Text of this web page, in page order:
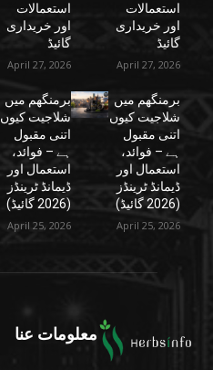
استعمالات
اور خریداری
گائیڈ
April 27, 2026
برمنگھم میں
شلاجیت کیوں
اتنی مقبول
ہے – فوائد،
استعمال اور
ڈیمانڈ ٹرینڈز
(2026 گائیڈ)
April 25, 2026
استعمالات
اور خریداری
گائیڈ
April 27, 2026
برمنگھم میں
شلاجیت کیوں
اتنی مقبول
ہے – فوائد،
استعمال اور
ڈیمانڈ ٹرینڈز
(2026 گائیڈ)
April 25, 2026
معلومات عنا